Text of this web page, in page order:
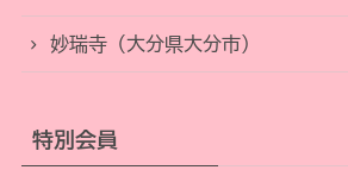
妙瑞寺（大分県大分市）
特別会員